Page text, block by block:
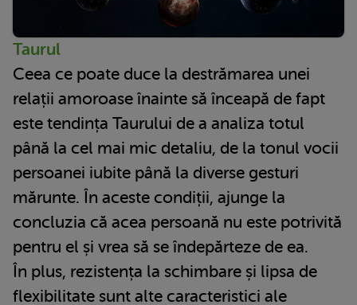
Taurul
Ceea ce poate duce la destrămarea unei
relații amoroase înainte să înceapă de fapt
este tendința Taurului de a analiza totul
până la cel mai mic detaliu, de la tonul vocii
persoanei iubite până la diverse gesturi
mărunte. În aceste condiții, ajunge la
concluzia că acea persoană nu este potrivită
pentru el și vrea să se îndepărteze de ea.
În plus, rezistența la schimbare și lipsa de
flexibilitate sunt alte caracteristici ale